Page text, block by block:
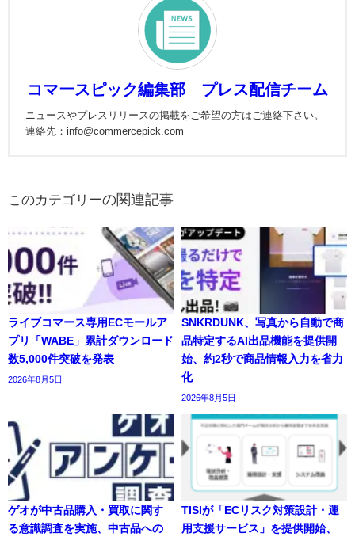
コマースピック編集部 プレス配信チーム
ニュースやプレスリリースの掲載をご希望の方はご連絡下さい。
連絡先：info@commercepick.com
の関連記事
ライブコマース専用ECモールア
プリ「WABE」累計ダウンロード
数5,000件突破を発表
2026年8月5日
SNKRDUNK、写真から自動で商
品特定するAI出品機能を提供開
始、約2秒で商品情報入力を省力
化
2026年8月5日
ゲオが中古品購入・買取に関す
る意識調査を実施、中古品への
TISIが「ECリスク対策設計・運
用支援サービス」を提供開始、